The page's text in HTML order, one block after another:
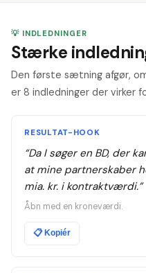
💡 INDLEDNINGER
Stærke
Den første sætning afgør,
er 8 indledninger der virker
RESULTAT-HOOK
“Da I søger en BD, der
at mine partnerskaber
mia. kr. i kontraktværdi.”
Åbn med en kroneværdi.
📋Kopiér